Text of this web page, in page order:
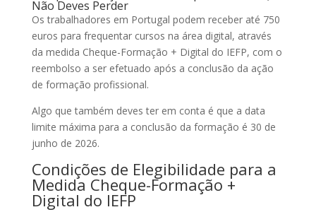
Não Deves Perder
Os trabalhadores em Portugal podem receber até 750
euros para frequentar cursos na área digital, através
da medida Cheque-Formação + Digital do IEFP, com o
reembolso a ser efetuado após a conclusão da ação
de formação profissional.
Algo que também deves ter em conta é que a data
limite máxima para a conclusão da formação é 30 de
junho de 2026.
Condições de Elegibilidade para a
Medida Cheque-Formação +
Digital do IEFP